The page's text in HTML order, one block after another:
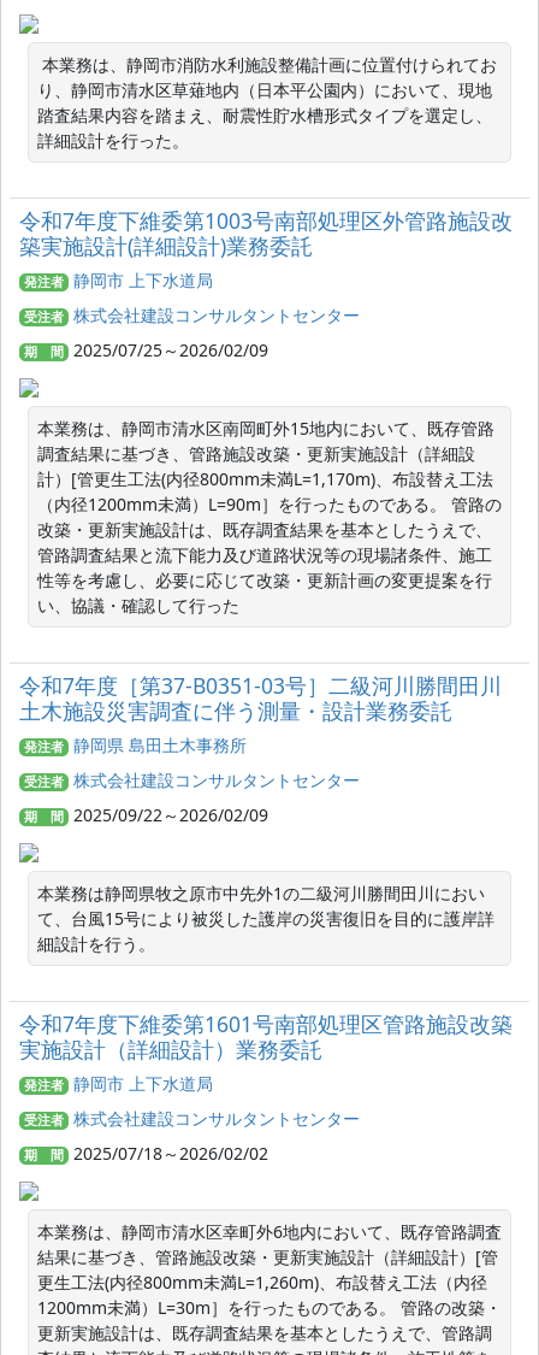
り、静岡市清水区草薙地内（日本平公園内）において、現地
踏査結果内容を踏まえ、耐震性貯水槽形式タイプを選定し、
詳細設計を行った。
令和7年度下維委第1003号南部処理区外管路施設改
築実施設計(詳細設計)業務委託
発注者 静岡市 上下水道局
受注者 株式会社建設コンサルタントセンター
期 間 2025/07/25～2026/02/09
本業務は、静岡市清水区南岡町外15地内において、既存管路
調査結果に基づき、管路施設改築・更新実施設計（詳細設
計）[管更生工法(内径800mm未満L=1,170m)、布設替え工法
（内径1200mm未満）L=90m］を行ったものである。 管路の
改築・更新実施設計は、既存調査結果を基本としたうえで、
管路調査結果と流下能力及び道路状況等の現場諸条件、施工
性等を考慮し、必要に応じて改築・更新計画の変更提案を行
い、協議・確認して行った
令和7年度［第37-B0351-03号］二級河川勝間田川
土木施設災害調査に伴う測量・設計業務委託
発注者 静岡県 島田土木事務所
受注者 株式会社建設コンサルタントセンター
期 間 2025/09/22～2026/02/09
本業務は静岡県牧之原市中先外1の二級河川勝間田川におい
て、台風15号により被災した護岸の災害復旧を目的に護岸詳
細設計を行う。
令和7年度下維委第1601号南部処理区管路施設改築
実施設計（詳細設計）業務委託
発注者 静岡市 上下水道局
受注者 株式会社建設コンサルタントセンター
期 間 2025/07/18～2026/02/02
本業務は、静岡市清水区幸町外6地内において、既存管路調査
結果に基づき、管路施設改築・更新実施設計（詳細設計）[管
更生工法(内径800mm未満L=1,260m)、布設替え工法（内径
1200mm未満）L=30m］を行ったものである。 管路の改築・
更新実施設計は、既存調査結果を基本としたうえで、管路調